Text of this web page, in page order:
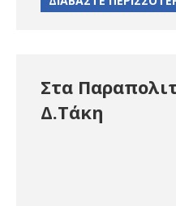
Στα
Δ.Τάκη